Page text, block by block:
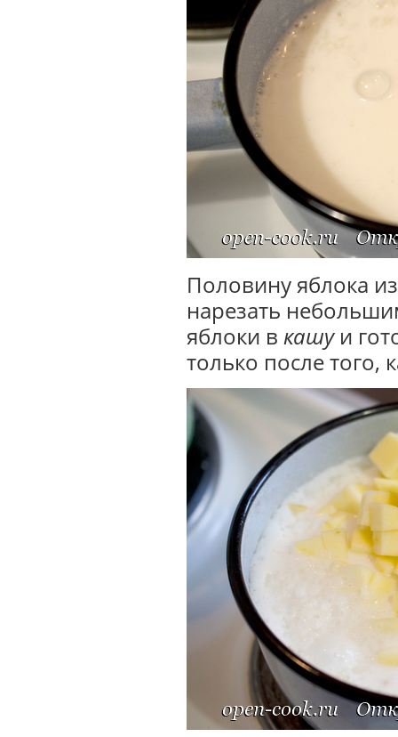
Половину яблока
нарезать
яблоки в кашуи
только после того,